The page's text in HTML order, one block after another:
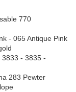
770
- 065 Antique Pink
3833 - 3835 -
283 Pewter